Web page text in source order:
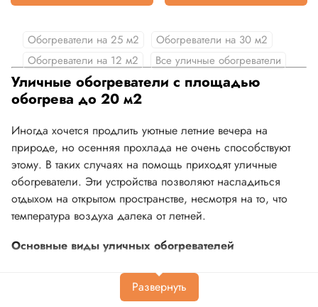
Обогреватели на 25 м2
Обогреватели на 30 м2
Обогреватели на 12 м2
Все уличные обогреватели
Уличные обогреватели с площадью
обогрева до 20 м2
Иногда хочется продлить уютные летние вечера на
природе, но осенняя прохлада не очень способствуют
этому. В таких случаях на помощь приходят уличные
обогреватели. Эти устройства позволяют насладиться
отдыхом на открытом пространстве, несмотря на то, что
температура воздуха далека от летней.
Основные виды уличных обогревателей
Обогреватели бывают следующих видов по типу